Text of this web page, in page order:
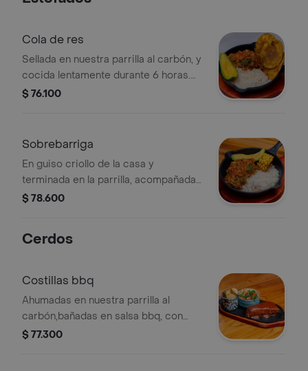
Cola de res
Sellada en nuestra parrilla al carbón, y
cocida lentamente durante 6 horas.
salsa de reducción de sus jugos,
$ 76.100
Sobrebarriga
En guiso criollo de la casa y
terminada en la parrilla, acompañada
de arroz blanco, aguacate y mazorca.
$ 78.600
Cerdos
Costillas bbq
Ahumadas en nuestra parrilla al
carbón,bañadas en salsa bbq, con
papa en casco y ensalada de casa,
$ 77.300